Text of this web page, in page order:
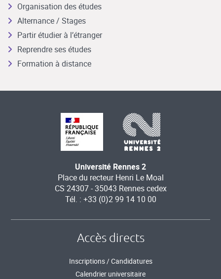
Organisation des études
Alternance / Stages
Partir étudier à l’étranger
Reprendre ses études
Formation à distance
Université Rennes 2
Place du recteur Henri Le Moal
CS 24307 - 35043 Rennes cedex
Tél. : +33 (0)2 99 14 10 00
Accès directs
Inscriptions / Candidatures
Calendrier universitaire